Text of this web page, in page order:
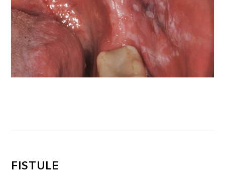
FISTULE